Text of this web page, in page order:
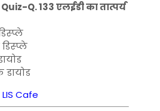
Q. 133 एलईडी का तात्पर्य
डायोड
Cafe